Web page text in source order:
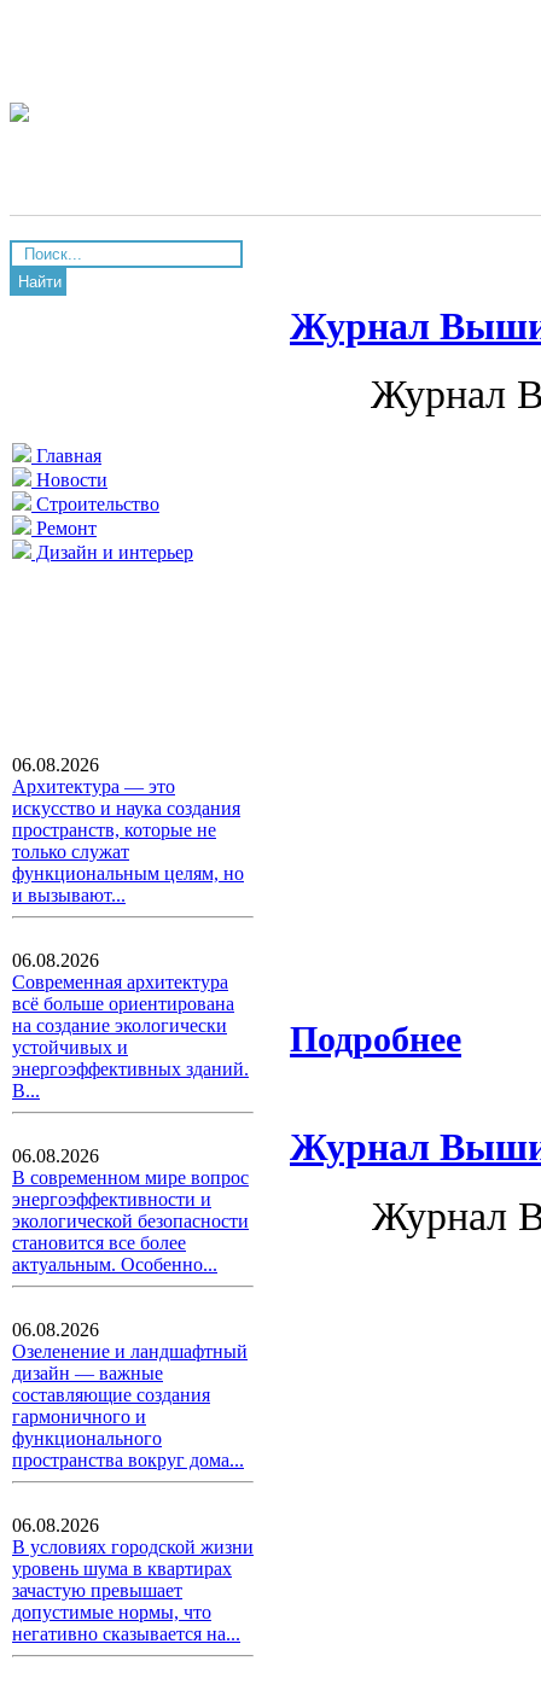
Найти
Главная
Новости
Строительство
Ремонт
Дизайн и интерьер
06.08.2026
Архитектура — это
искусство и наука создания
пространств, которые не
только служат
функциональным целям, но
и вызывают...
06.08.2026
Современная архитектура
всё больше ориентирована
на создание экологически
устойчивых и
энергоэффективных зданий.
В...
06.08.2026
В современном мире вопрос
энергоэффективности и
экологической безопасности
становится все более
актуальным. Особенно...
06.08.2026
Озеленение и ландшафтный
дизайн — важные
составляющие создания
гармоничного и
функционального
пространства вокруг дома...
06.08.2026
В условиях городской жизни
уровень шума в квартирах
зачастую превышает
допустимые нормы, что
негативно сказывается на...
Журнал
Журнал
Подробнее
Журнал
Журнал